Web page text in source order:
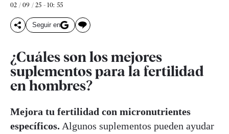
02 / 09 / 25 - 10: 55
Seguir en
¿Cuáles son los mejores
suplementos para la fertilidad
en hombres?
Mejora tu fertilidad con micronutrientes
específicos. Algunos suplementos pueden ayudar